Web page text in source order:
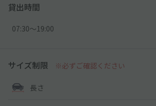
貸出時間
07:30〜19:00
サイズ制限 ※必ずご確認ください
長さ